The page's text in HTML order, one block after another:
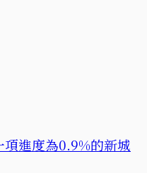
進度為0.9%的新城